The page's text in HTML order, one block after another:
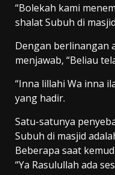
“Bolekah kami
shalat Subuh di
Dengan berlinangan
menjawab, “Beliau
“Inna lillahi Wa inna
yang hadir.
Satu-satunya
Subuh di masjid
Beberapa saat
“Ya Rasulullah ada